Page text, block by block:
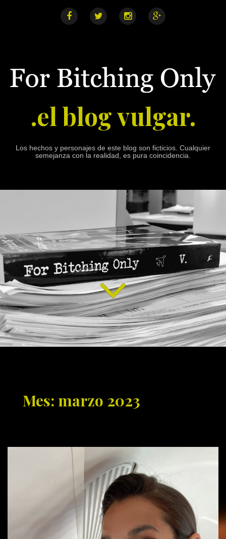
F
o
k
T I
a
m
G
.el blog vulgar.
Los hechos y personajes de este blog son ficticios. Cualquier
semejanza con la realidad, es pura coincidencia.
Mes: marzo 2023